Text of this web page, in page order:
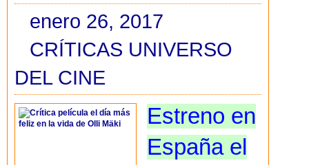
enero 26, 2017
CRÍTICAS UNIVERSO
DEL CINE
Estreno en
España el